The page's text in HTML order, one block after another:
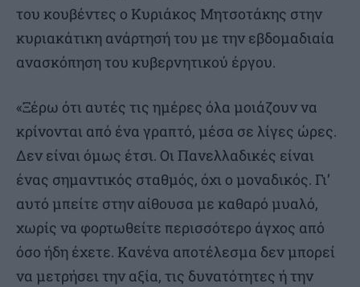
του κουβέντες ο Κυριάκος Μητσοτάκης στην
κυριακάτικη ανάρτησή του με την εβδομαδιαία
ανασκόπηση του κυβερνητικού έργου.
«Ξέρω ότι αυτές τις ημέρες όλα μοιάζουν να
κρίνονται από ένα γραπτό, μέσα σε λίγες ώρες.
Δεν είναι όμως έτσι. Οι Πανελλαδικές είναι
ένας σημαντικός σταθμός, όχι ο μοναδικός. Γι’
αυτό μπείτε στην αίθουσα με καθαρό μυαλό,
χωρίς να φορτωθείτε περισσότερο άγχος από
όσο ήδη έχετε. Κανένα αποτέλεσμα δεν μπορεί
να μετρήσει την αξία, τις δυνατότητες ή την